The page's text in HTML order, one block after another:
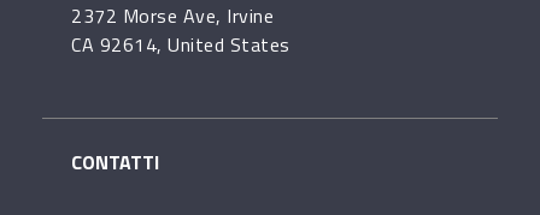
2372 Morse Ave, Irvine
CA 92614, United States
CONTATTI